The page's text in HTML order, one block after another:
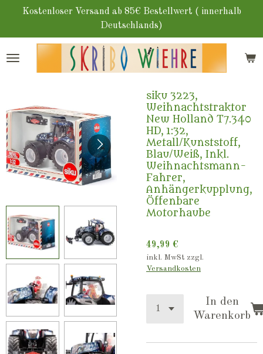
Zum
springen
Kostenloser Versand ab 85€ Bestellwert ( innerhalb
Deutschlands)
siku 3223,
Weihnachtstraktor
New Holland T7.340
HD, 1:32,
Metall/Kunststoff,
Blau/Weiß, Inkl.
Weihnachtsmann-
Fahrer,
Anhängerkupplung,
Öffenbare
Motorhaube
49,99 €
inkl. MwSt zzgl.
Versandkosten
In den
Warenkorb